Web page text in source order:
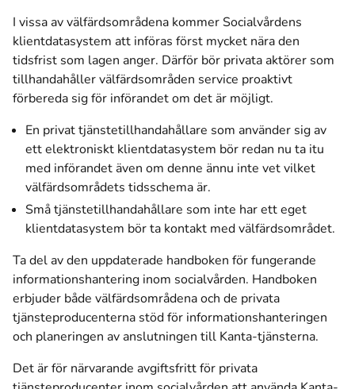
I vissa av välfärdsområdena kommer Socialvårdens
klientdatasystem att införas först mycket nära den
tidsfrist som lagen anger. Därför bör privata aktörer som
tillhandahåller välfärdsområden service proaktivt
förbereda sig för införandet om det är möjligt.
En privat tjänstetillhandahållare som använder sig av
ett elektroniskt klientdatasystem bör redan nu ta itu
med införandet även om denne ännu inte vet vilket
välfärdsområdets tidsschema är.
Små tjänstetillhandahållare som inte har ett eget
klientdatasystem bör ta kontakt med välfärdsområdet.
Ta del av den uppdaterade handboken för fungerande
informationshantering inom socialvården. Handboken
erbjuder både välfärdsområdena och de privata
tjänsteproducenterna stöd för informationshanteringen
och planeringen av anslutningen till Kanta-tjänsterna.
Det är för närvarande avgiftsfritt för privata